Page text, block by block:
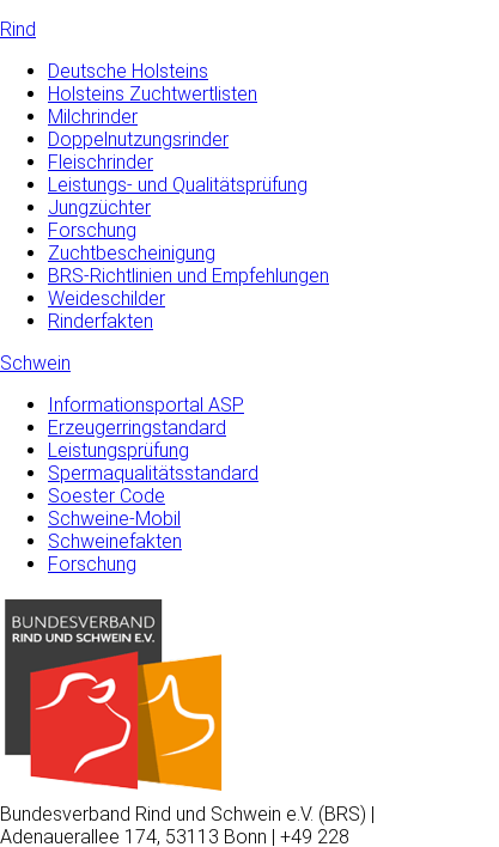
Rind
Deutsche Holsteins
Holsteins Zuchtwertlisten
Milchrinder
Doppelnutzungsrinder
Fleischrinder
Leistungs- und Qualitätsprüfung
Jungzüchter
Forschung
Zuchtbescheinigung
BRS-Richtlinien und Empfehlungen
Weideschilder
Rinderfakten
Schwein
Informationsportal ASP
Erzeugerringstandard
Leistungsprüfung
Spermaqualitätsstandard
Soester Code
Schweine-Mobil
Schweinefakten
Forschung
Bundesverband Rind und Schwein e.V. (BRS) |
Adenauerallee 174, 53113 Bonn | +49 228